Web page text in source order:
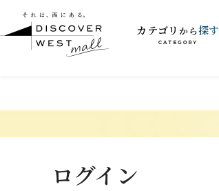
カテゴリ から 探す
CATEGORY
ログイン